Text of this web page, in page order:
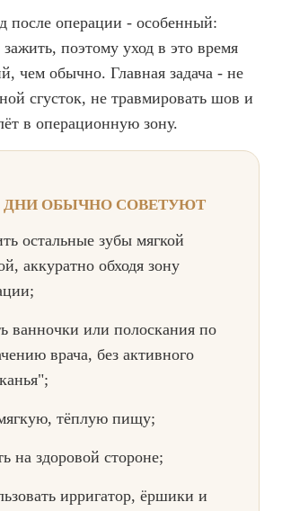
после операции - особенный:
поэтому уход в это время
чем обычно. Главная задача - не
сгусток, не травмировать шов и
в операционную зону.
ДНИ ОБЫЧНО СОВЕТУЮТ
остальные зубы мягкой
аккуратно обходя зону
ванночки или полоскания по
врача, без активного
тёплую пищу;
на здоровой стороне;
ирригатор, ёршики и